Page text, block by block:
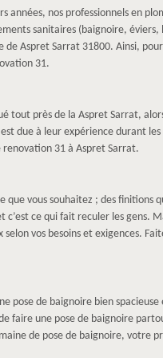
années, nos professionnels en
sanitaires (baignoire, éviers,
Aspret Sarrat 31800. Ainsi,
31.
tout près de la Aspret Sarrat,
due à leur expérience durant les
31 à Aspret Sarrat.
vous souhaitez ; des finitions
ce qui fait reculer les gens.
vos besoins et exigences.
pose de baignoire bien spacieuse
faire une pose de baignoire
de pose de baignoire, votre